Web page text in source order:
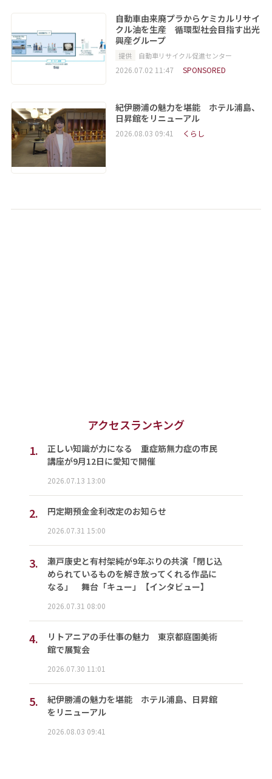
自動車由来廃プラからケミカルリサイ
クル油を生産 循環型社会目指す出光
興産グループ
提供 自動車リサイクル促進センター
2026.07.02 11:47 SPONSORED
紀伊勝浦の魅力を堪能 ホテル浦島、
日昇館をリニューアル
2026.08.03 09:41 くらし
アクセスランキング
1.
正しい知識が力になる 重症筋無力症の市民
講座が9月12日に愛知で開催
2026.07.13 13:00
2. 円定期預金金利改定のお知らせ
2026.07.31 15:00
3.
瀬戸康史と有村架純が9年ぶりの共演「閉じ込
められているものを解き放ってくれる作品に
なる」 舞台「キュー」【インタビュー】
2026.07.31 08:00
4.
リトアニアの手仕事の魅力 東京都庭園美術
館で展覧会
2026.07.30 11:01
5.
紀伊勝浦の魅力を堪能 ホテル浦島、日昇館
をリニューアル
2026.08.03 09:41